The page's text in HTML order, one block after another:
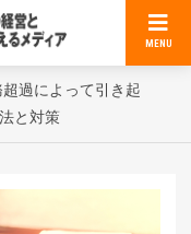
MENU
過によって引き起
と対策